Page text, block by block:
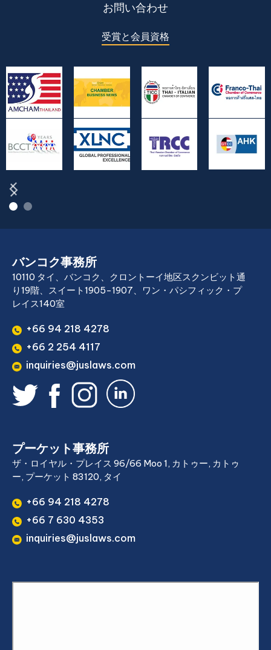
お問い合わせ
受賞と会員資格
バンコク事務所
10110 タイ、バンコク、クロントーイ地区スクンビット通
り19階、スイート1905-1907、ワン・パシフィック・プ
レイス140室
+66 94 218 4278
+66 2 254 4117
inquiries@juslaws.com
プーケット事務所
ザ・ロイヤル・プレイス 96/66 Moo 1, カトゥー, カトゥ
ー, プーケット 83120, タイ
+66 94 218 4278
+66 7 630 4353
inquiries@juslaws.com